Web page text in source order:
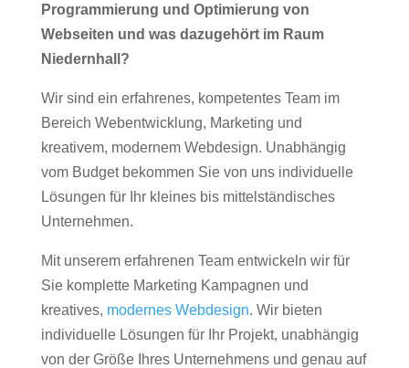
Programmierung und Optimierung von
Webseiten und was dazugehört im Raum
Niedernhall?
Wir sind ein erfahrenes, kompetentes Team im
Bereich Webentwicklung, Marketing und
kreativem, modernem Webdesign. Unabhängig
vom Budget bekommen Sie von uns individuelle
Lösungen für Ihr kleines bis mittelständisches
Unternehmen.
Mit unserem erfahrenen Team entwickeln wir für
Sie komplette Marketing Kampagnen und
kreatives, modernes Webdesign. Wir bieten
individuelle Lösungen für Ihr Projekt, unabhängig
von der Größe Ihres Unternehmens und genau auf